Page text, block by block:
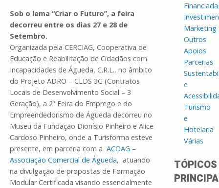
Sob o lema “Criar o Futuro”, a feira
decorreu entre os dias 27 e 28 de
Setembro.
Organizada pela CERCIAG, Cooperativa de
Educação e Reabilitação de Cidadãos com
Incapacidades de Águeda, C.R.L., no âmbito
do Projeto ADRO – CLDS 3G (Contratos
Locais de Desenvolvimento Social – 3
Geração), a 2ª Feira do Emprego e do
Empreendedorismo de Águeda decorreu no
Museu da Fundação Dionísio Pinheiro e Alice
Cardoso Pinheiro, onde a Turisforma esteve
presente, em parceria com a ACOAG –
Associação Comercial de Águeda, atuando
na divulgação de propostas de Formação
Modular Certificada visando essencialmente
Financiada
Marketing
Outros
Apoios
Parcerias
e
Turismo
e
Hotelaria
Várias
TÓPICOS